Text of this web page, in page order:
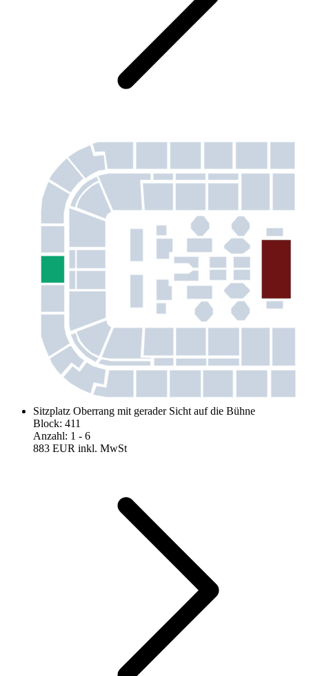
Sitzplatz Oberrang mit gerader Sicht auf die Bühne
Block: 411
Anzahl: 1 - 6
883 EUR inkl. MwSt